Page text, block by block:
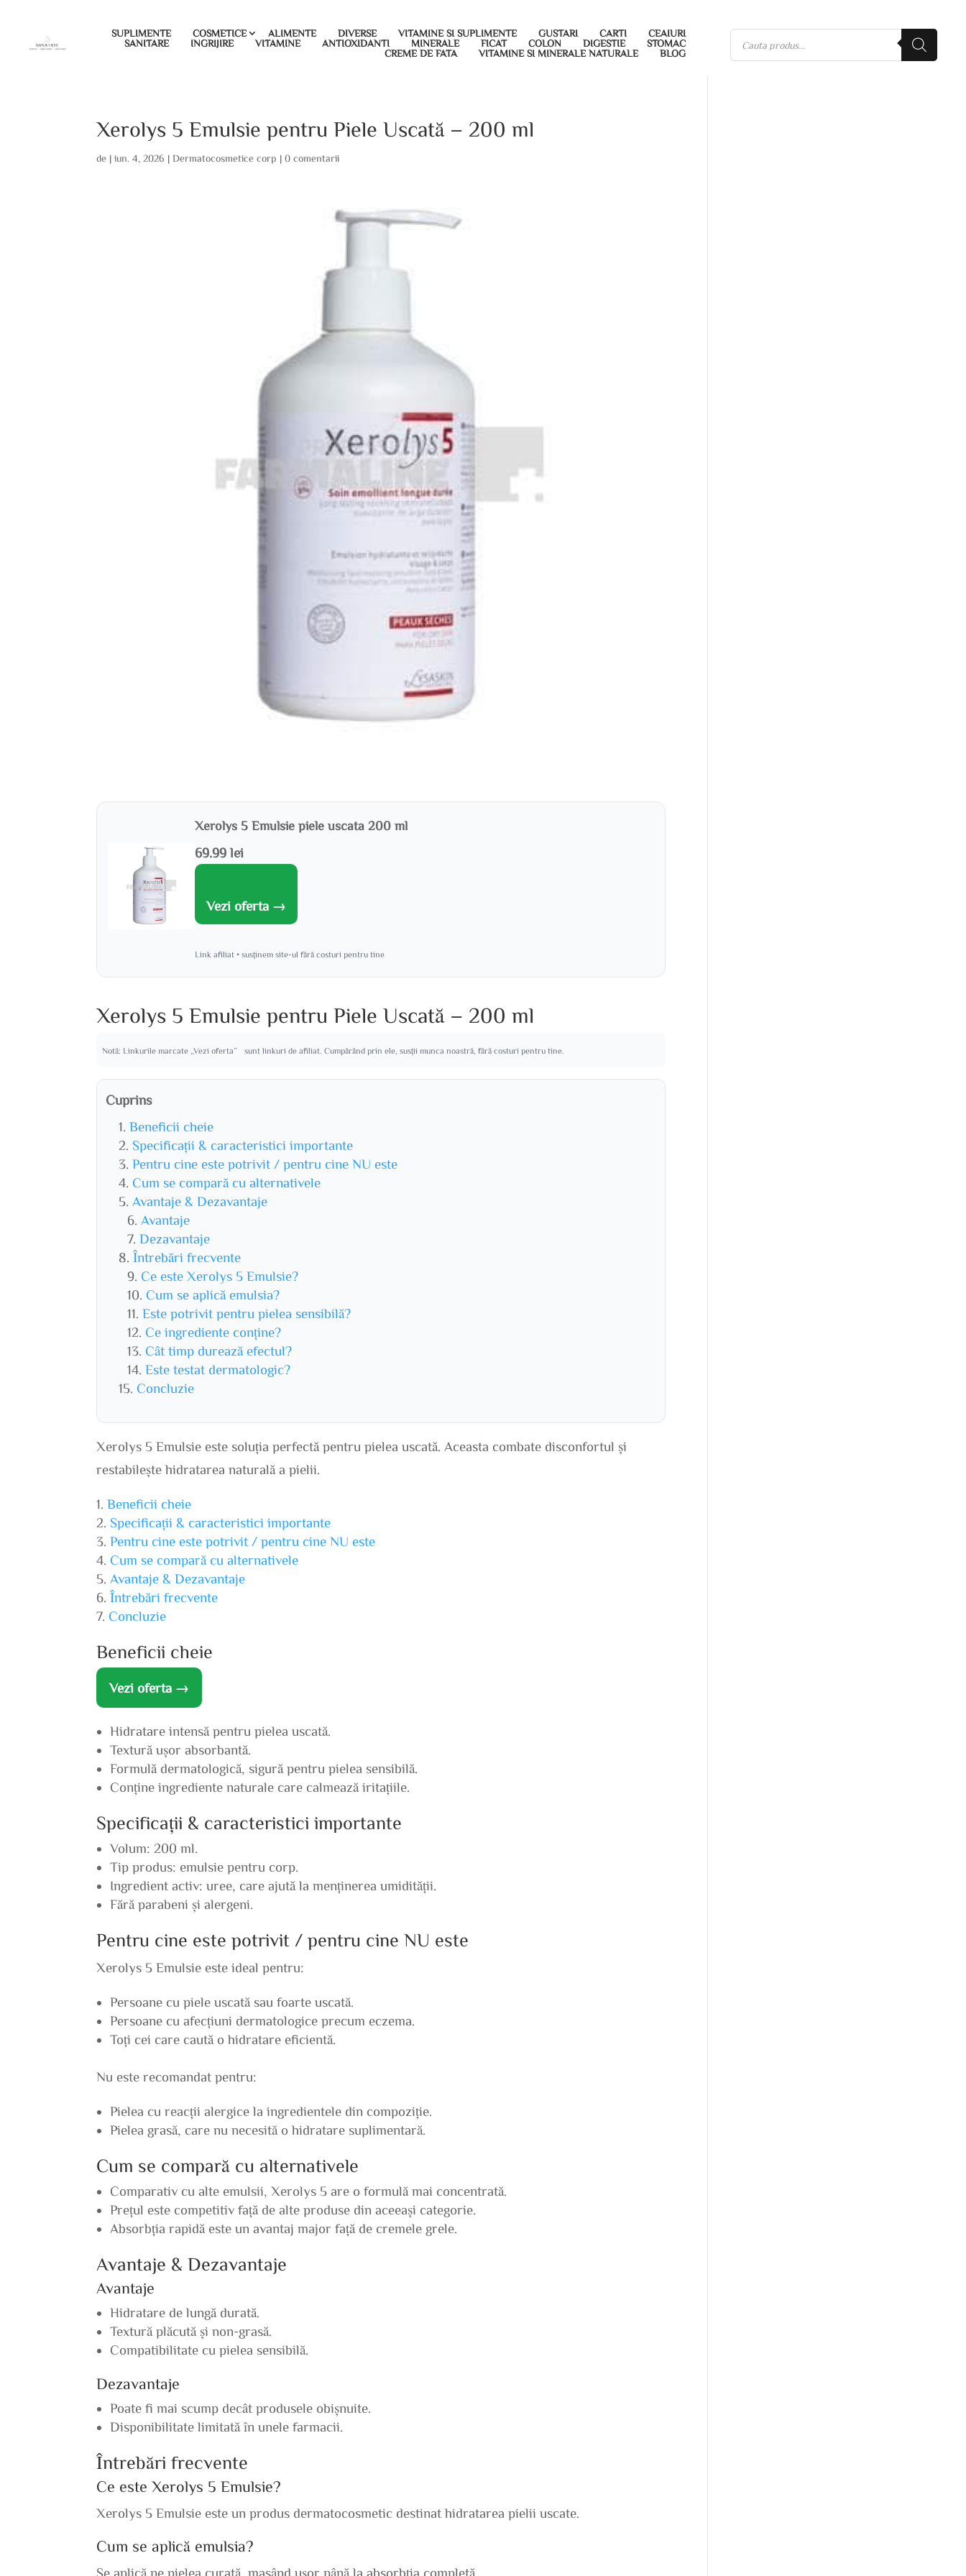
SUPLIMENTE COSMETICE ALIMENTE DIVERSE VITAMINE SI SUPLIMENTE GUSTARI CARTI
CEAIURI
SANITARE
INGRIJIRE VITAMINE ANTIOXIDANTI MINERALE FICAT COLON DIGESTIE
STOMAC
CREME DE FATA
VITAMINE SI MINERALE NATURALE BLOG
Xerolys 5 Emulsie pentru Piele Uscată – 200 ml
de |iun. 4, 2026 |Dermatocosmetice corp |0 comentarii
Xerolys 5 Emulsie piele uscata 200 ml
69.99 lei
Vezi oferta →
Link afiliat • susținem site-ul fără costuri pentru tine
Xerolys 5 Emulsie pentru Piele Uscată – 200 ml
Notă: Linkurile marcate „Vezi oferta” sunt linkuri de afiliat. Cumpărând prin ele, susții munca noastră, fără costuri pentru tine.
Cuprins
Beneficii cheie
Specificații & caracteristici importante
Pentru cine este potrivit / pentru cine NU este
Cum se compară cu alternativele
Avantaje & Dezavantaje
Avantaje
Dezavantaje
Întrebări frecvente
Ce este Xerolys 5 Emulsie?
Cum se aplică emulsia?
Este potrivit pentru pielea sensibilă?
Ce ingrediente conține?
Cât timp durează efectul?
Este testat dermatologic?
Concluzie
Xerolys 5 Emulsie este soluția perfectă pentru pielea uscată. Aceasta combate disconfortul și
restabilește hidratarea naturală a pielii.
Beneficii cheie
Specificații & caracteristici importante
Pentru cine este potrivit / pentru cine NU este
Cum se compară cu alternativele
Avantaje & Dezavantaje
Întrebări frecvente
Concluzie
Beneficii cheie
Vezi oferta →
Hidratare intensă pentru pielea uscată.
Textură ușor absorbantă.
Formulă dermatologică, sigură pentru pielea sensibilă.
Conține ingrediente naturale care calmează iritațiile.
Specificații & caracteristici importante
Volum: 200 ml.
Tip produs: emulsie pentru corp.
Ingredient activ: uree, care ajută la menținerea umidității.
Fără parabeni și alergeni.
Pentru cine este potrivit / pentru cine NU este
Xerolys 5 Emulsie este ideal pentru:
Persoane cu piele uscată sau foarte uscată.
Persoane cu afecțiuni dermatologice precum eczema.
Toți cei care caută o hidratare eficientă.
Nu este recomandat pentru:
Pielea cu reacții alergice la ingredientele din compoziție.
Pielea grasă, care nu necesită o hidratare suplimentară.
Cum se compară cu alternativele
Comparativ cu alte emulsii, Xerolys 5 are o formulă mai concentrată.
Prețul este competitiv față de alte produse din aceeași categorie.
Absorbția rapidă este un avantaj major față de cremele grele.
Avantaje & Dezavantaje
Avantaje
Hidratare de lungă durată.
Textură plăcută și non-grasă.
Compatibilitate cu pielea sensibilă.
Dezavantaje
Poate fi mai scump decât produsele obișnuite.
Disponibilitate limitată în unele farmacii.
Întrebări frecvente
Ce este Xerolys 5 Emulsie?
Xerolys 5 Emulsie este un produs dermatocosmetic destinat hidratarea pielii uscate.
Cum se aplică emulsia?
Se aplică pe pielea curată, masând ușor până la absorbția completă.